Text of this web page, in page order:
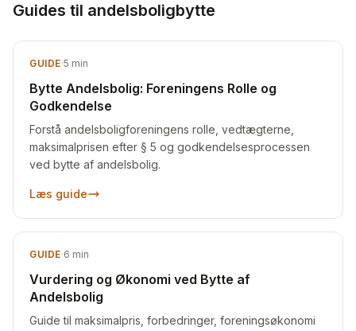
Guides til andelsboligbytte
GUIDE·5 min
Bytte Andelsbolig: Foreningens Rolle og
Godkendelse
Forstå andelsboligforeningens rolle, vedtægterne,
maksimalprisen efter § 5 og godkendelsesprocessen
ved bytte af andelsbolig.
Læs guide
GUIDE·6 min
Vurdering og Økonomi ved Bytte af
Andelsbolig
Guide til maksimalpris, forbedringer, foreningsøkonomi